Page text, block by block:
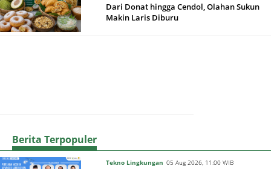
Dari Donat hingga Cendol, Olahan Sukun
Makin Laris Diburu
Berita Terpopuler
Tekno Lingkungan 05 Aug 2026, 11:00 WIB